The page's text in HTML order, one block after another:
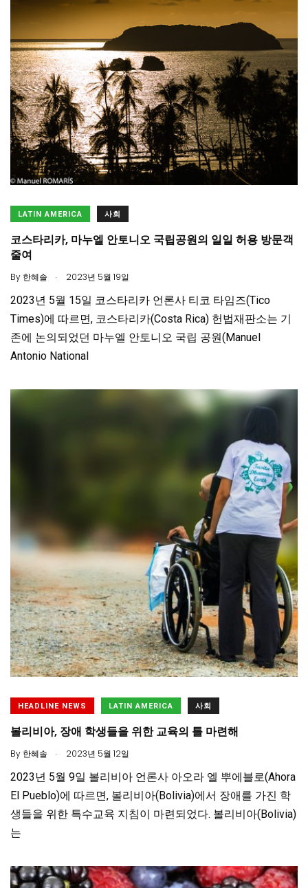
LATIN AMERICA 사회
코스타리카, 마누엘 안토니오 국립공원의 일일 허용 방문객
줄여
By 한혜솔 . 2023년 5월 19일
2023년 5월 15일 코스타리카 언론사 티코 타임즈(Tico
Times)에 따르면, 코스타리카(Costa Rica) 헌법재판소는 기
존에 논의되었던 마누엘 안토니오 국립 공원(Manuel
Antonio National
HEADLINE NEWS LATIN AMERICA 사회
볼리비아, 장애 학생들을 위한 교육의 틀 마련해
By 한혜솔 . 2023년 5월 12일
2023년 5월 9일 볼리비아 언론사 아오라 엘 뿌에블로(Ahora
El Pueblo)에 따르면, 볼리비아(Bolivia)에서 장애를 가진 학
생들을 위한 특수교육 지침이 마련되었다. 볼리비아(Bolivia)
는